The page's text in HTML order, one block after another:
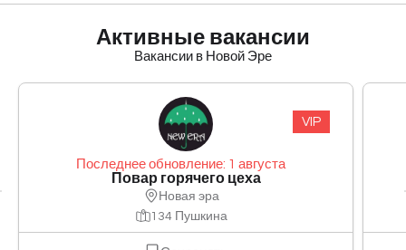
Активные вакансии
Вакансии в Новой Эре
Последнее обновление: 1 августа
Повар горячего цеха
Новая эра
134 Пушкина
VIP